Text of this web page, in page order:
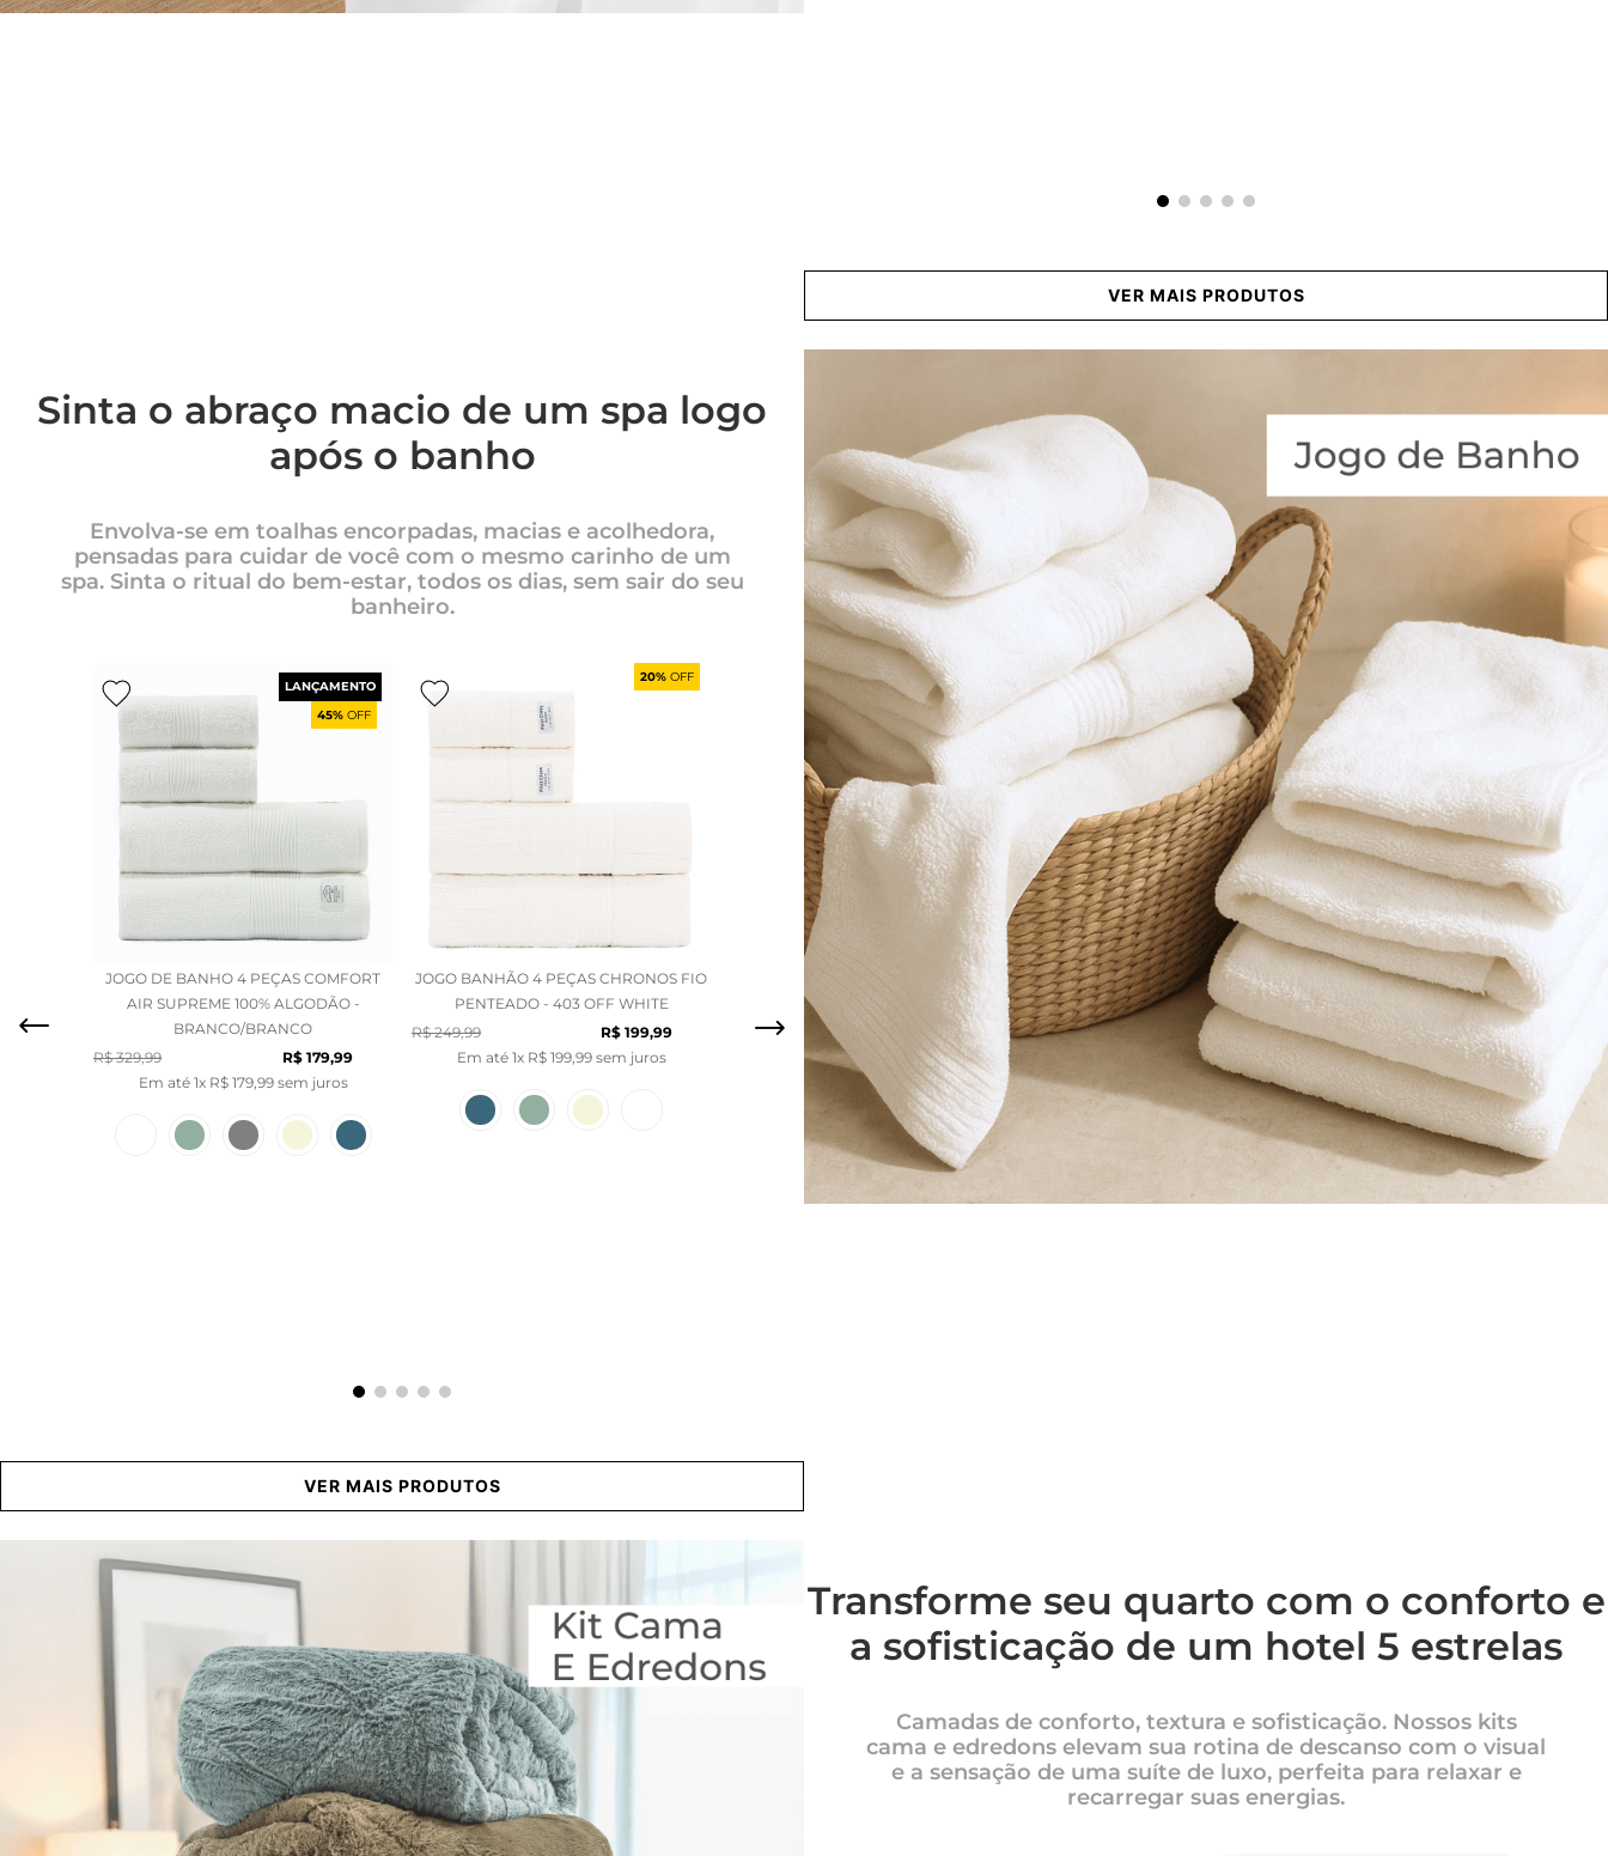
VER MAIS PRODUTOS
Sinta o abraço macio de um spa logo
após o banho
Envolva-se em toalhas encorpadas, macias e acolhedora,
pensadas para cuidar de você com o mesmo carinho de um
spa. Sinta o ritual do bem-estar, todos os dias, sem sair do seu
banheiro.
LANÇAMENTO
45% OFF
JOGO DE BANHO 4 PEÇAS COMFORT
AIR SUPREME 100% ALGODÃO -
BRANCO/BRANCO
R$ 329,99 R$ 179,99
Em até 1x R$ 179, 99sem juros
20% OFF
JOGO BANHÃO 4 PEÇAS CHRONOS FIO
PENTEADO - 403 OFF WHITE
R$ 249,99 R$ 199,99
Em até 1x R$ 199, 99sem juros
VER MAIS PRODUTOS
Transforme seu quarto com o conforto e
a sofisticação de um hotel 5 estrelas
Camadas de conforto, textura e sofisticação. Nossos kits
cama e edredons elevam sua rotina de descanso com o visual
e a sensação de uma suíte de luxo, perfeita para relaxar e
recarregar suas energias.